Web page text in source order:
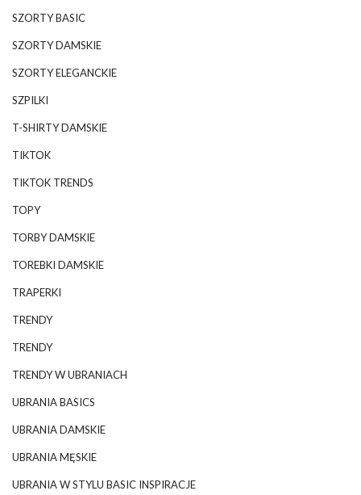
SZORTY BASIC
SZORTY DAMSKIE
SZORTY ELEGANCKIE
SZPILKI
T-SHIRTY DAMSKIE
TIKTOK
TIKTOK TRENDS
TOPY
TORBY DAMSKIE
TOREBKI DAMSKIE
TRAPERKI
TRENDY
TRENDY
TRENDY W UBRANIACH
UBRANIA BASICS
UBRANIA DAMSKIE
UBRANIA MĘSKIE
UBRANIA W STYLU BASIC INSPIRACJE